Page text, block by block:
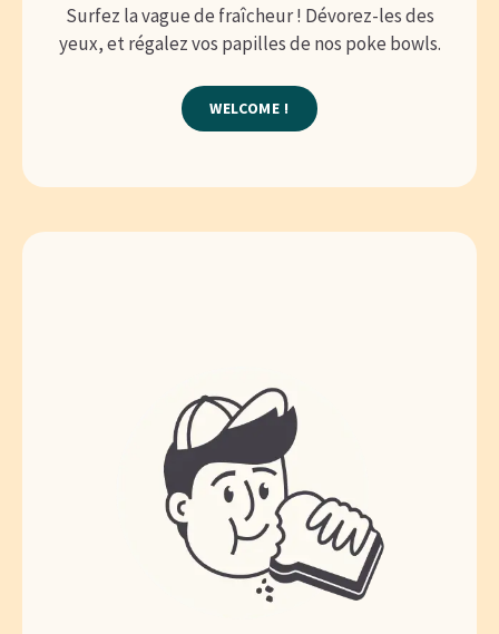
Surfez la vague de fraîcheur ! Dévorez-les des
yeux, et régalez vos papilles de nos poke bowls.
WELCOME !